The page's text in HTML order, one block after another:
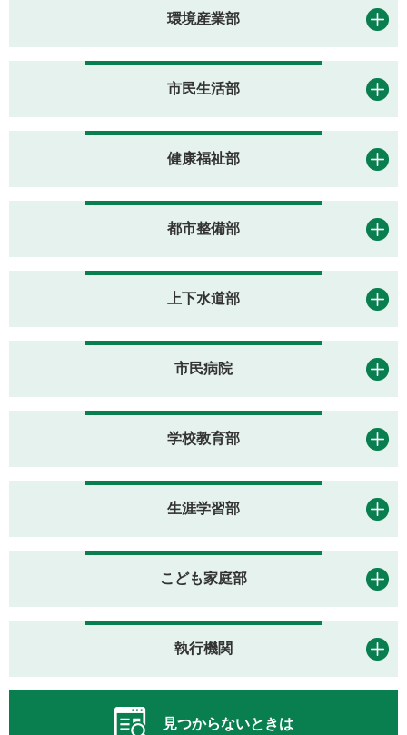
環境産業部
市民生活部
健康福祉部
都市整備部
上下水道部
市民病院
学校教育部
生涯学習部
こども家庭部
執行機関
見つからないときは